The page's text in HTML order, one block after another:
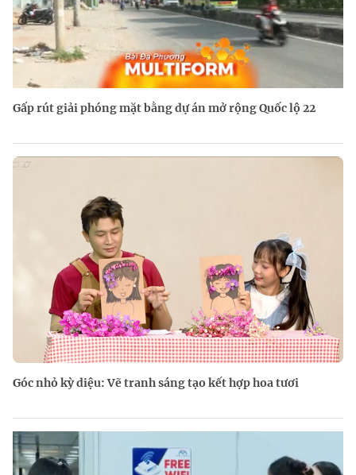
Gấp rút giải phóng mặt bằng dự án mở rộng Quốc lộ 22
Góc nhỏ kỳ diệu: Vẽ tranh sáng tạo kết hợp hoa tươi